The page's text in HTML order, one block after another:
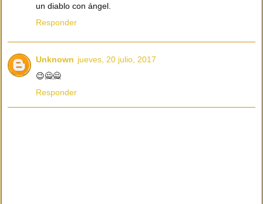
un diablo con ángel.
Responder
Unknown jueves, 20 julio, 2017
😉🙅🙅
Responder